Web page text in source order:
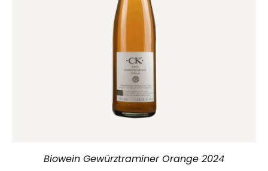
Biowein Gewürztraminer Orange 2024